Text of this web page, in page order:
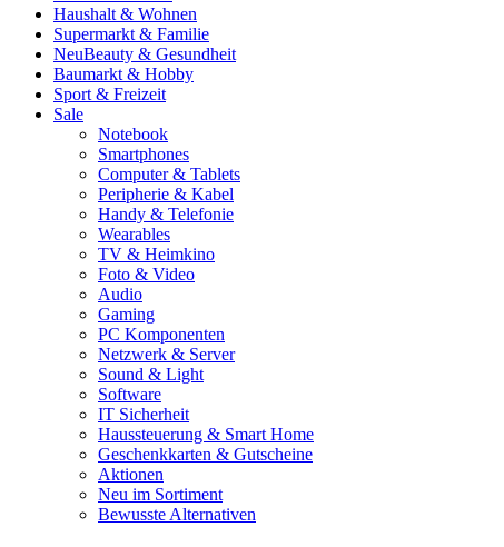
Haushalt & Wohnen
Supermarkt & Familie
NeuBeauty & Gesundheit
Baumarkt & Hobby
Sport & Freizeit
Sale
Notebook
Smartphones
Computer & Tablets
Peripherie & Kabel
Handy & Telefonie
Wearables
TV & Heimkino
Foto & Video
Audio
Gaming
PC Komponenten
Netzwerk & Server
Sound & Light
Software
IT Sicherheit
Haussteuerung & Smart Home
Geschenkkarten & Gutscheine
Aktionen
Neu im Sortiment
Bewusste Alternativen